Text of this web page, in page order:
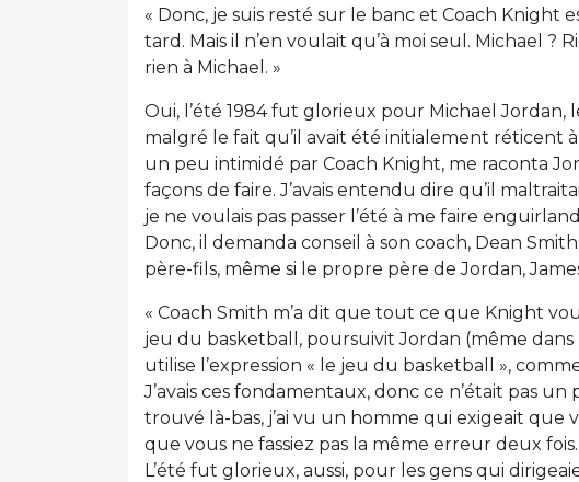
« Donc, je suis resté sur le banc et Coach Knight
tard. Mais il n’en voulait qu’à moi seul. Michael ?
rien à Michael. »
Oui, l’été 1984 fut glorieux pour Michael Jordan,
malgré le fait qu’il avait été initialement réticent à
un peu intimidé par Coach Knight, me raconta
façons de faire. J’avais entendu dire qu’il
je ne voulais pas passer l’été à me faire
Donc, il demanda conseil à son coach, Dean
père-fils, même si le propre père de Jordan,
« Coach Smith m’a dit que tout ce que Knight
jeu du basketball, poursuivit Jordan (même
utilise l’expression « le jeu du basketball »,
J’avais ces fondamentaux, donc ce n’était pas
trouvé là-bas, j’ai vu un homme qui exigeait que
que vous ne fassiez pas la même erreur deux fois.
L’été fut glorieux, aussi, pour les gens qui